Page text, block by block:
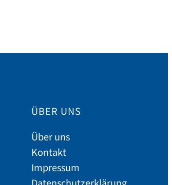
ÜBER UNS
Über uns
Kontakt
Impressum